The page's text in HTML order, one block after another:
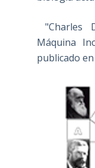
"Charles
Máquina
publicado